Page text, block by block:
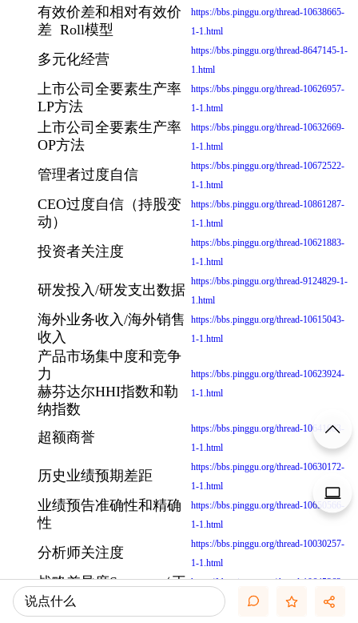
有效价差和相对有效价
差 Roll模型
https://bbs.pinggu.org/thread-10638665-
1-1.html
多元化经营
https://bbs.pinggu.org/thread-8647145-1-
1.html
上市公司全要素生产率
LP方法
https://bbs.pinggu.org/thread-10626957-
1-1.html
上市公司全要素生产率
OP方法
https://bbs.pinggu.org/thread-10632669-
1-1.html
管理者过度自信
https://bbs.pinggu.org/thread-10672522-
1-1.html
CEO过度自信（持股变
动）
https://bbs.pinggu.org/thread-10861287-
1-1.html
投资者关注度
https://bbs.pinggu.org/thread-10621883-
1-1.html
研发投入/研发支出数据
https://bbs.pinggu.org/thread-9124829-1-
1.html
海外业务收入/海外销售
收入
https://bbs.pinggu.org/thread-10615043-
1-1.html
产品市场集中度和竞争
力
https://bbs.pinggu.org/thread-10623924-
1-1.html
赫芬达尔HHI指数和勒
纳指数
超额商誉
https://bbs.pinggu.org/thread-10641603-
1-1.html
历史业绩预期差距
https://bbs.pinggu.org/thread-10630172-
1-1.html
业绩预告准确性和精确
性
https://bbs.pinggu.org/thread-10650566-
1-1.html
分析师关注度
https://bbs.pinggu.org/thread-10030257-
1-1.html
战略差异度Strategy（王
百强）
https://bbs.pinggu.org/thread-10645363-
https://bbs.pinggu.org/thread-10621139-
说点什么